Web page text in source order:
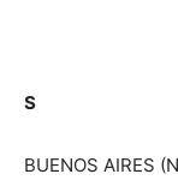
S
BUENOS AIRES